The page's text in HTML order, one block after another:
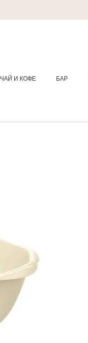
ЧАЙ И КОФЕ БАР